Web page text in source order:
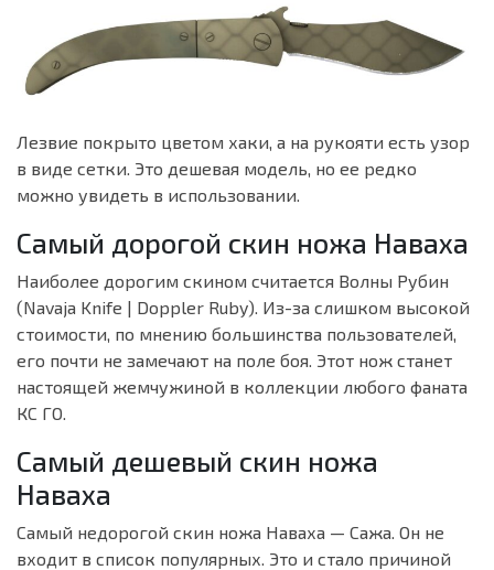
Лезвие покрыто цветом хаки, а на рукояти есть узор
в виде сетки. Это дешевая модель, но ее редко
можно увидеть в использовании.
Самый дорогой скин ножа Наваха
Наиболее дорогим скином считается Волны Рубин
(Navaja Knife | Doppler Ruby). Из-за слишком высокой
стоимости, по мнению большинства пользователей,
его почти не замечают на поле боя. Этот нож станет
настоящей жемчужиной в коллекции любого фаната
КС ГО.
Самый дешевый скин ножа
Наваха
Самый недорогой скин ножа Наваха — Сажа. Он не
входит в список популярных. Это и стало причиной